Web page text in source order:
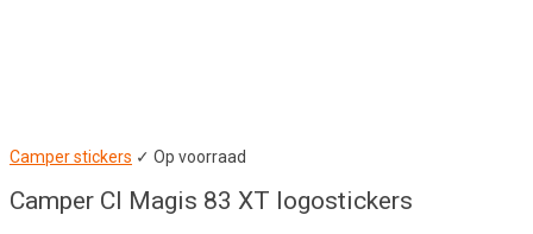
Camper stickers ✓ Op voorraad
Camper CI Magis 83 XT logostickers